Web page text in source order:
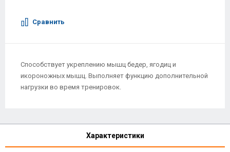
Сравнить
Способствует укреплению мышц бедер, ягодиц и
икороножных мышц. Выполняет функцию дополнительной
нагрузки во время тренировок.
Характеристики